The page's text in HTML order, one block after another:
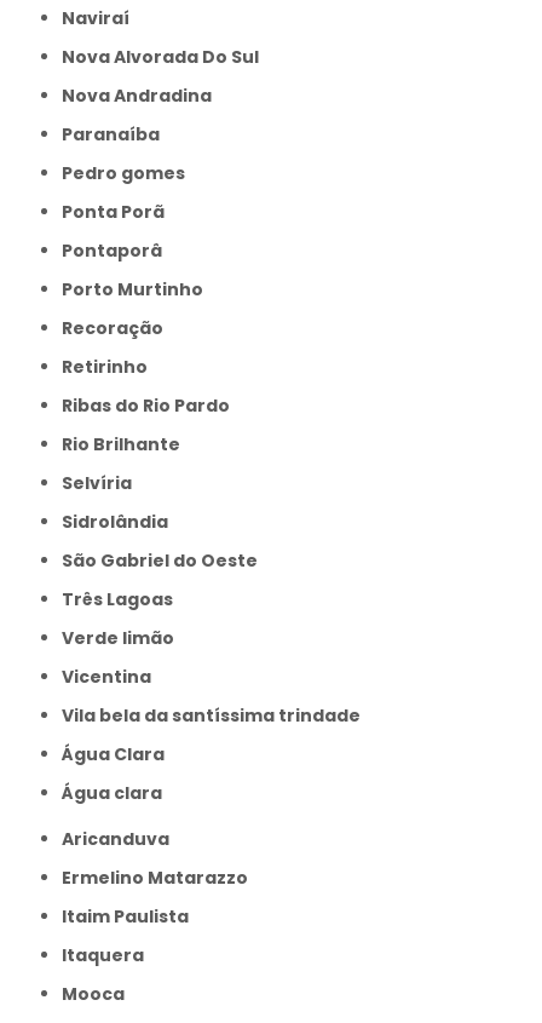
Naviraí
Nova Alvorada Do Sul
Nova Andradina
Paranaíba
Pedro gomes
Ponta Porã
Pontaporâ
Porto Murtinho
Recoração
Retirinho
Ribas do Rio Pardo
Rio Brilhante
Selvíria
Sidrolândia
São Gabriel do Oeste
Três Lagoas
Verde limão
Vicentina
Vila bela da santíssima trindade
Água Clara
Água clara
Aricanduva
Ermelino Matarazzo
Itaim Paulista
Itaquera
Mooca